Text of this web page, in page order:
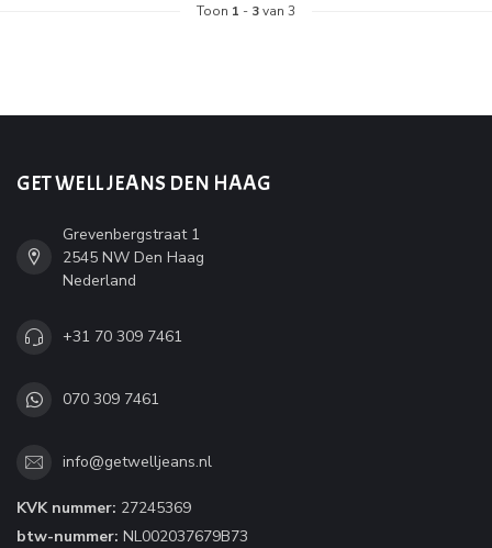
Toon 1 - 3van 3
GET WELL JEANS DEN HAAG
Grevenbergstraat 1
2545 NW Den Haag
Nederland
+31 70 309 7461
070 309 7461
info@getwelljeans.nl
KVK nummer: 27245369
btw-nummer: NL002037679B73